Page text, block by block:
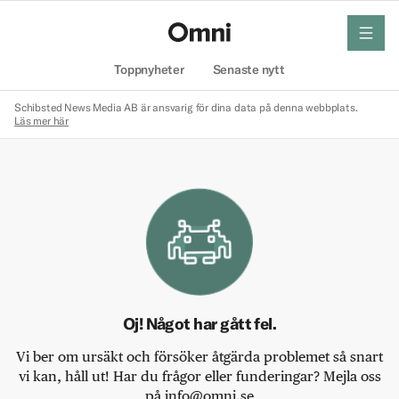
Toppnyheter Senaste nytt
meny
Schibsted News Media AB är ansvarig för dina data på denna webbplats.
Läs mer här
Oj! Något har gått fel.
Vi ber om ursäkt och försöker åtgärda problemet så snart
vi kan, håll ut! Har du frågor eller funderingar? Mejla oss